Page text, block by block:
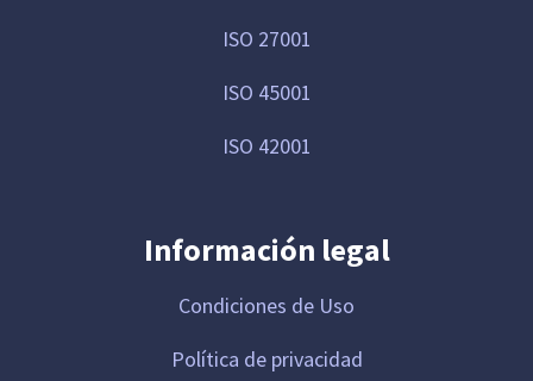
ISO 27001
ISO 45001
ISO 42001
Información legal
Condiciones de Uso
Política de privacidad